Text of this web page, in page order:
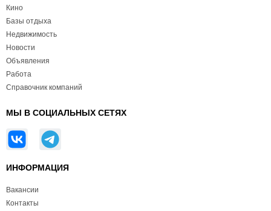
Кино
Базы отдыха
Недвижимость
Новости
Объявления
Работа
Справочник компаний
МЫ В СОЦИАЛЬНЫХ СЕТЯХ
ИНФОРМАЦИЯ
Вакансии
Контакты